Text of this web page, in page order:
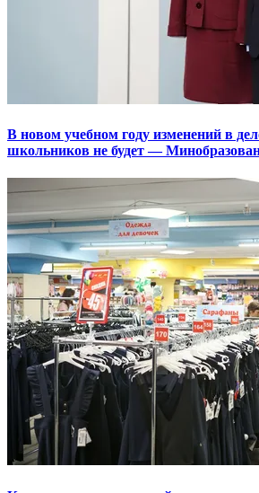
В новом учебном году изменений в
школьников не будет —